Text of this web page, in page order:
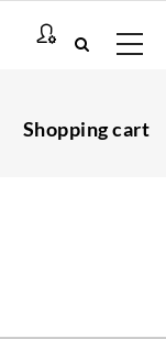
Shopping cart